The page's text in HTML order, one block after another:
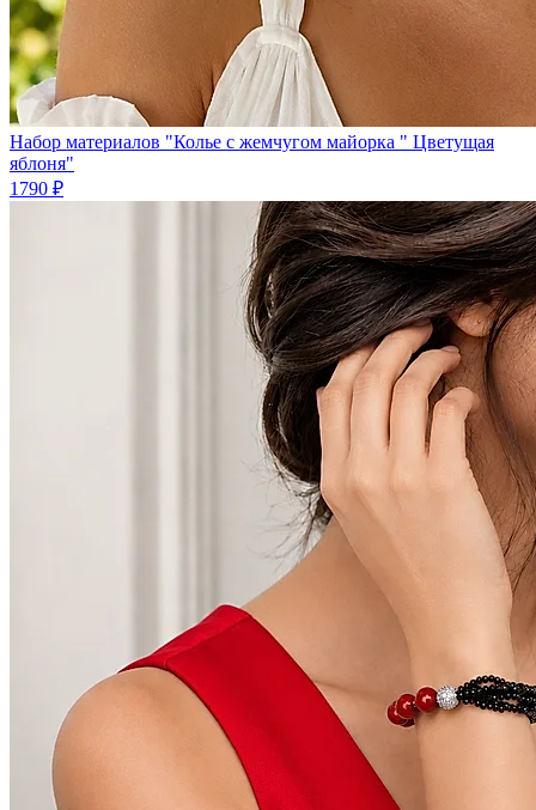
Набор материалов "Колье с жемчугом майорка " Цветущая
яблоня"
1790 ₽